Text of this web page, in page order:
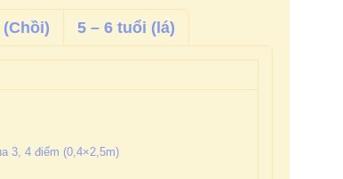
5 – 6 tuổi (lá)
3, 4 điểm (0,4×2,5m)